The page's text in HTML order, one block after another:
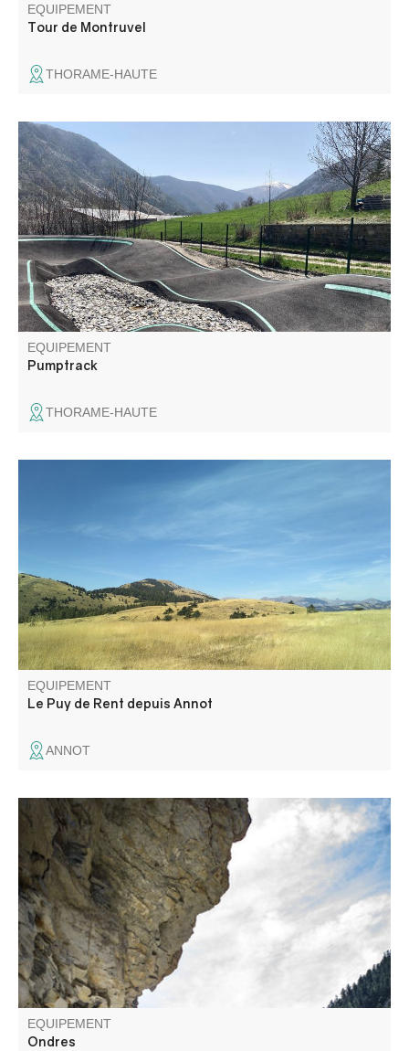
EQUIPEMENT
Tour de Montruvel
THORAME-HAUTE
Pump track accessible à tous. Viens t'éclater avec ton
vélo sur ce circuit fermé et réalise d'incroyables sauts !
N'oublie pas ton casque et tes protections pour une
sécurité maximale.
EQUIPEMENT
Pumptrack
THORAME-HAUTE
Pic de Chamatte, vers l’ouest les montagnes du Haut
Verdon, dans la vallée le village de Méailles d'un côté,
celui d'Allons de l'autre.
EQUIPEMENT
Le Puy de Rent depuis Annot
ANNOT
Au départ du pont de Villars-Heyssier, un circuit
magnifique à flanc de montagne en direction du plan de
Beauvezer et du hameau d'Ondres. Retour avec un très
joli panorama sur le Verdon.
EQUIPEMENT
Ondres